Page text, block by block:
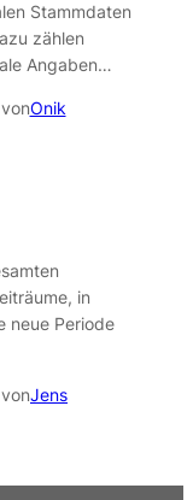
Stammdaten
zählen
Angaben…
vonOnik
in
neue Periode
vonJens